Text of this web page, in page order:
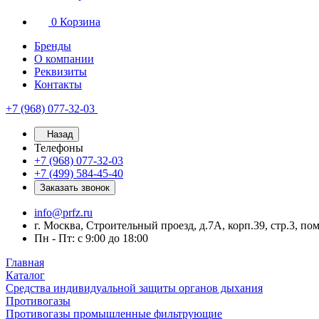
0 Корзина
Бренды
О компании
Реквизиты
Контакты
+7 (968) 077-32-03
Назад
Телефоны
+7 (968) 077-32-03
+7 (499) 584-45-40
Заказать звонок
info@prfz.ru
г. Москва, Строительный проезд, д.7А, корп.39, стр.3,
Пн - Пт: с 9:00 до 18:00
Главная
Каталог
Средства индивидуальной защиты органов дыхания
Противогазы
Противогазы промышленные фильтрующие